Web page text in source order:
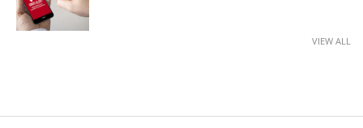
VIEW ALL